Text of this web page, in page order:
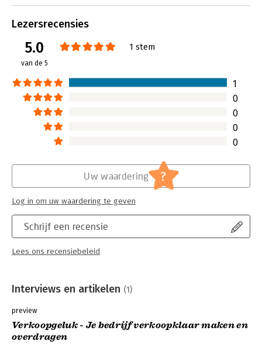
Lezersrecensies
5.0
van de 5
1 stem
1
0
0
0
0
Schrijf een recensie
Lees ons recensiebeleid
Uw waardering ?
Log in om uw waardering te geven
Interviews en artikelen (1)
preview
Verkoopgeluk - Je bedrijf verkoopklaar maken en
overdragen